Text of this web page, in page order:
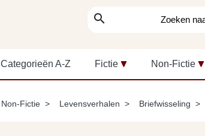
search
Categorieën A-Z Fictie Non-Fictie
Non-Fictie Levensverhalen Briefwisseling